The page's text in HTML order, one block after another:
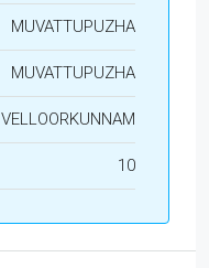
MUVATTUPUZHA
MUVATTUPUZHA
VELLOORKUNNAM
10